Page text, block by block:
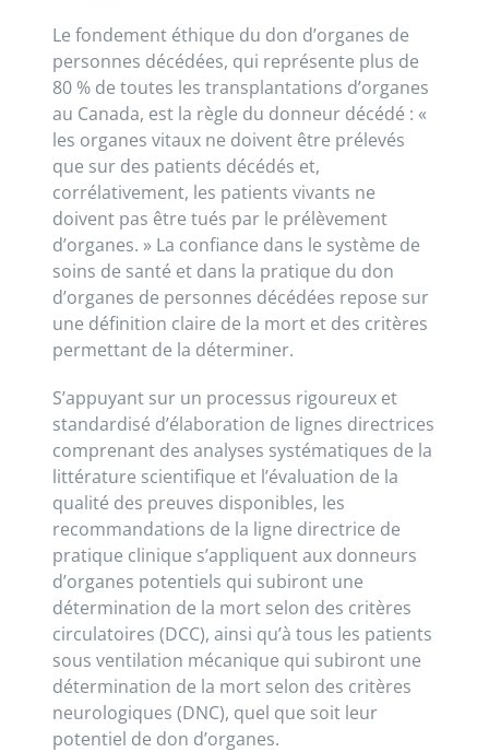
Le fondement éthique du don d’organes de
personnes décédées, qui représente plus de
80 % de toutes les transplantations d’organes
au Canada, est la règle du donneur décédé : «
les organes vitaux ne doivent être prélevés
que sur des patients décédés et,
corrélativement, les patients vivants ne
doivent pas être tués par le prélèvement
d’organes. » La confiance dans le système de
soins de santé et dans la pratique du don
d’organes de personnes décédées repose sur
une définition claire de la mort et des critères
permettant de la déterminer.
S’appuyant sur un processus rigoureux et
standardisé d’élaboration de lignes directrices
comprenant des analyses systématiques de la
littérature scientifique et l’évaluation de la
qualité des preuves disponibles, les
recommandations de la ligne directrice de
pratique clinique s’appliquent aux donneurs
d’organes potentiels qui subiront une
détermination de la mort selon des critères
circulatoires (DCC), ainsi qu’à tous les patients
sous ventilation mécanique qui subiront une
détermination de la mort selon des critères
neurologiques (DNC), quel que soit leur
potentiel de don d’organes.